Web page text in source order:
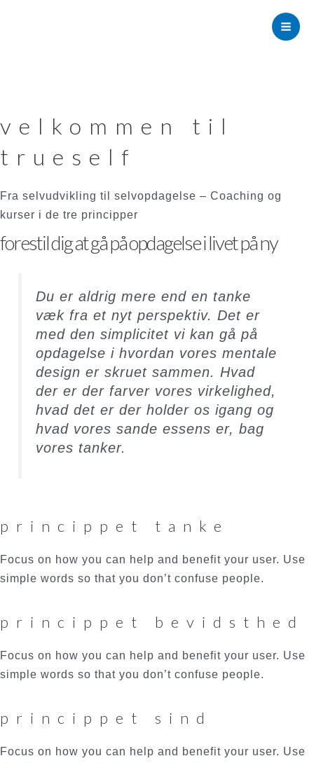
velkommen til
trueself
Fra selvudvikling til selvopdagelse – Coaching og
kurser i de tre principper
forestil dig at gå på opdagelse i livet på ny
Du er aldrig mere end en tanke
væk fra et nyt perspektiv. Det er
med den simplicitet vi kan gå på
opdagelse i hvordan vores mentale
design er skruet sammen. Hvad
der er der farver vores virkelighed,
hvad det er der holder os igang og
hvad vores sande essens er, bag
vores tanker.
princippet tanke
Focus on how you can help and benefit your user. Use
simple words so that you don’t confuse people.
princippet bevidsthed
Focus on how you can help and benefit your user. Use
simple words so that you don’t confuse people.
princippet sind
Focus on how you can help and benefit your user. Use